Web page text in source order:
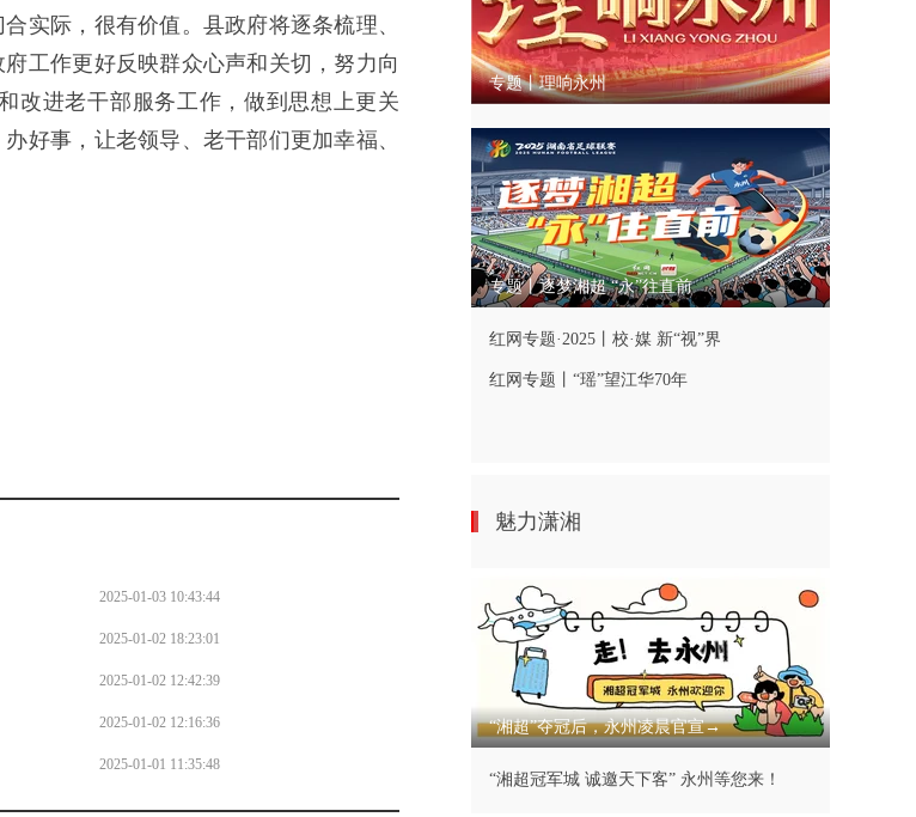
实际，很有价值。县政府将逐条梳理、
工作更好反映群众心声和关切，努力向
改进老干部服务工作，做到思想上更关
好事，让老领导、老干部们更加幸福、
2025-01-03 10:43:44
2025-01-02 18:23:01
2025-01-02 12:42:39
2025-01-02 12:16:36
2025-01-01 11:35:48
专题丨理响永州
专题丨逐梦湘超 “永”往直前
红网专题·2025丨校·媒 新“视”界
红网专题丨“瑶”望江华70年
魅力潇湘
“湘超”夺冠后，永州凌晨官宣→
“湘超冠军城 诚邀天下客” 永州等您来！